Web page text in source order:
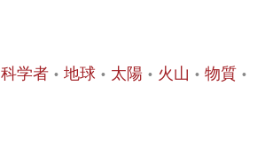
科学者 地球 太陽 火山
物質